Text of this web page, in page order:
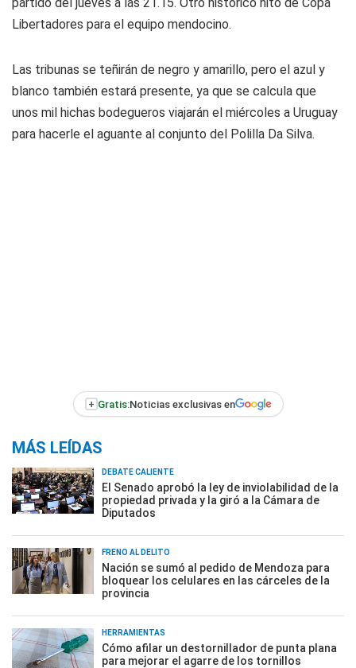
Libertadores para el equipo mendocino.
Las tribunas se teñirán de negro y amarillo, pero el azul y
blanco también estará presente, ya que se calcula que
unos mil hichas bodegueros viajarán el miércoles a Uruguay
para hacerle el aguante al conjunto del Polilla Da Silva.
+ Gratis:Noticias exclusivas en
MÁS LEÍDAS
DEBATE CALIENTE
El Senado aprobó la ley de inviolabilidad de la
propiedad privada y la giró a la Cámara de
Diputados
FRENO AL DELITO
Nación se sumó al pedido de Mendoza para
bloquear los celulares en las cárceles de la
provincia
HERRAMIENTAS
Cómo afilar un destornillador de punta plana
para mejorar el agarre de los tornillos